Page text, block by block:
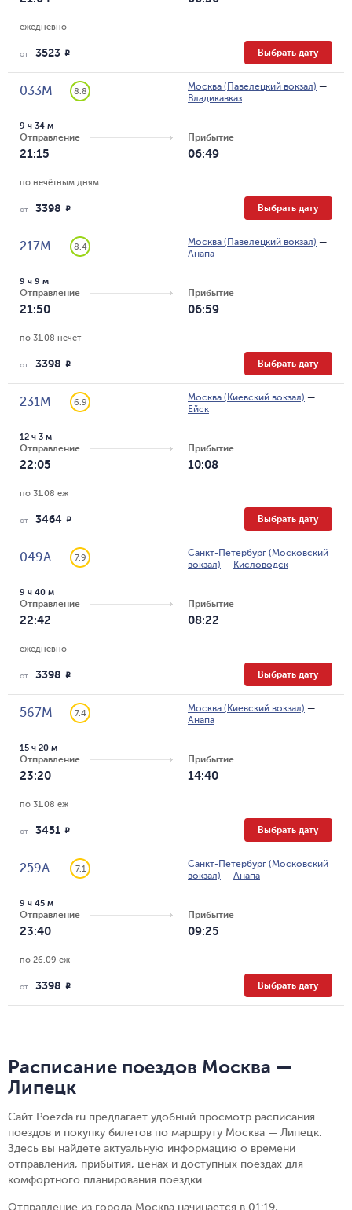
ежедневно
от 3523 R Выбрать дату
033М 8.8 Москва (Павелецкий вокзал) —
Владикавказ
Отправление
21:15
9 ч 34 м
Прибытие
06:49
по нечётным дням
от 3398 R Выбрать дату
217М 8.4 Москва (Павелецкий вокзал) —
Анапа
Отправление
21:50
9 ч 9 м
Прибытие
06:59
по 31.08 нечет
от 3398 R Выбрать дату
231М 6.9 Москва (Киевский вокзал) —
Ейск
Отправление
22:05
12 ч 3 м
Прибытие
10:08
по 31.08 еж
от 3464 R Выбрать дату
049А 7.9
Санкт-Петербург (Московский
вокзал) — Кисловодск
Отправление
22:42
9 ч 40 м
Прибытие
08:22
ежедневно
от 3398 R Выбрать дату
567М 7.4 Москва (Киевский вокзал) —
Анапа
Отправление
23:20
15 ч 20 м
Прибытие
14:40
по 31.08 еж
от 3451 R Выбрать дату
259А 7.1
Санкт-Петербург (Московский
вокзал) — Анапа
Отправление
23:40
9 ч 45 м
Прибытие
09:25
по 26.09 еж
от 3398 R Выбрать дату
Расписание поездов Москва —
Липецк
Сайт Poezda.ru предлагает удобный просмотр расписания
поездов и покупку билетов по маршруту Москва — Липецк.
Здесь вы найдете актуальную информацию о времени
отправления, прибытия, ценах и доступных поездах для
комфортного планирования поездки.
Отправление из города Москва начинается в 01:19,